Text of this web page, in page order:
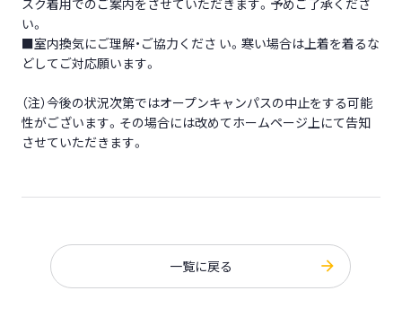
い。
■室内換気にご理解・ご協力くださ い。寒い場合は上着を着るな
どしてご対応願います。
（注）今後の状況次第ではオープンキャンパスの中止をする可能
性がございます。その場合には改めてホームページ上にて告知
させていただきます。
一覧に戻る